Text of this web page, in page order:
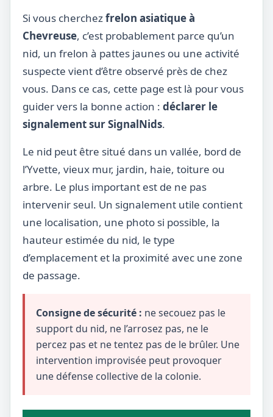
Si vous cherchezfrelon asiatique à
Chevreuse, c’est probablement parce qu’un
nid, un frelon à pattes jaunes ou une activité
suspecte vient d’être observé près de chez
vous. Dans ce cas, cette page est là pour vous
guider vers la bonne action : déclarer le
signalement sur SignalNids.
Le nid peut être situé dans un vallée, bord de
l’Yvette, vieux mur, jardin, haie, toiture ou
arbre. Le plus important est de ne pas
intervenir seul. Un signalement utile contient
une localisation, une photo si possible, la
hauteur estimée du nid, le type
d’emplacement et la proximité avec une zone
de passage.
Consigne de sécurité : ne secouez pas le
support du nid, ne l’arrosez pas, ne le
percez pas et ne tentez pas de le brûler. Une
intervention improvisée peut provoquer
une défense collective de la colonie.